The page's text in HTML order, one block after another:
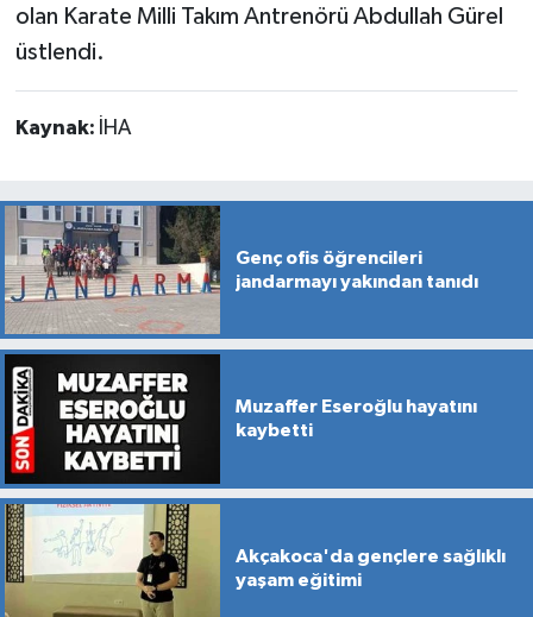
olan Karate Milli Takım Antrenörü Abdullah Gürel
üstlendi.
Kaynak: İHA
Genç ofis öğrencileri
jandarmayı yakından tanıdı
Muzaffer Eseroğlu hayatını
kaybetti
Akçakoca'da gençlere sağlıklı
yaşam eğitimi